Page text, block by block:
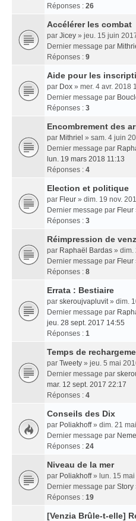
Réponses : 26
Accélérer les combat
par Jicey » jeu. 15 juin
Dernier message par
Réponses : 9
Aide pour les
par Dox » mer. 4 avr. 2018
Dernier message par
Réponses : 3
Encombrement des
par Mithriel » sam. 4 juin
Dernier message par
lun. 19 mars 2018 11:13
Réponses : 4
Election et politique
par Fleur » dim. 19 nov.
Dernier message par Fleur
Réponses : 3
Réimpression de
par Raphaël Bardas » dim.
Dernier message par Fleur
Réponses : 8
Errata : Bestiaire
par skeroujvapluvit» dim.
Dernier message par
jeu. 28 sept. 2017 14:55
Réponses : 1
Temps de
par Tweety » jeu. 5 mai
Dernier message par
mar. 12 sept. 2017 22:17
Réponses : 4
Conseils des Dix
par Poliakhoff» dim. 21
Dernier message par
Réponses : 24
Niveau de la mer
par Poliakhoff» lun. 15 mai
Dernier message par Story
Réponses : 19
[Venzia Brûle-t-elle]